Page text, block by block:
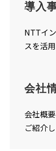
導入
NTTイ
スを活
会社
会社概
ご紹介し